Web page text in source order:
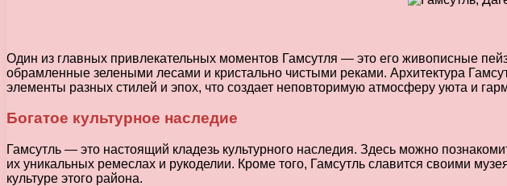
Один из главных привлекательных моментов Гамсутля — это его живописные
обрамленные зелеными лесами и кристально чистыми реками. Архитектура
элементы разных стилей и эпох, что создает неповторимую атмосферу уюта и
Богатое культурное наследие
Гамсутль — это настоящий кладезь культурного наследия. Здесь можно
их уникальных ремеслах и рукоделии. Кроме того, Гамсутль славится своими
культуре этого района.